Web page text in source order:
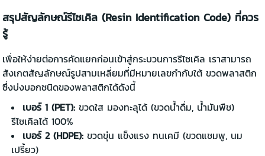
สรุปสัญลักษณ์รีไซเคิล (Resin Identification Code) ที่ควร
รู้
เพื่อให้ง่ายต่อการคัดแยกก่อนเข้าสู่กระบวนการรีไซเคิล เราสามารถ
สังเกตสัญลักษณ์รูปสามเหลี่ยมที่มีหมายเลขกำกับใต้ ขวดพลาสติก
ซึ่งบ่งบอกชนิดของพลาสติกได้ดังนี้
เบอร์ 1 (PET): ขวดใส มองทะลุได้ (ขวดน้ำดื่ม, น้ำมันพืช)
รีไซเคิลได้ 100%
เบอร์ 2 (HDPE): ขวดขุ่น แข็งแรง ทนเคมี (ขวดแชมพู, นม
เปรี้ยว)